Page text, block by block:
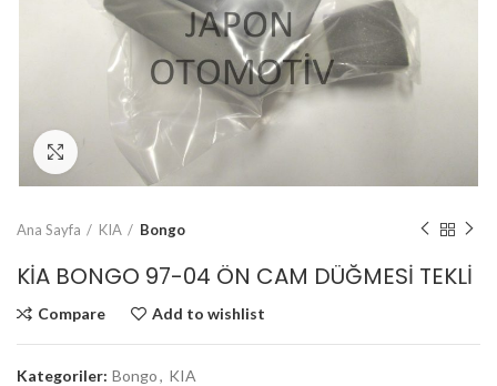
Click to enlarge
Ana Sayfa KIA Bongo
KİA BONGO 97-04 ÖN CAM DÜĞMESİ TEKLİ
Compare Add to wishlist
Kategoriler: Bongo, KIA